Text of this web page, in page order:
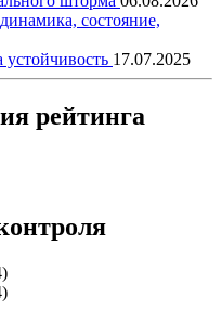
состояние,
устойчивость 17.07.2025
рейтинга